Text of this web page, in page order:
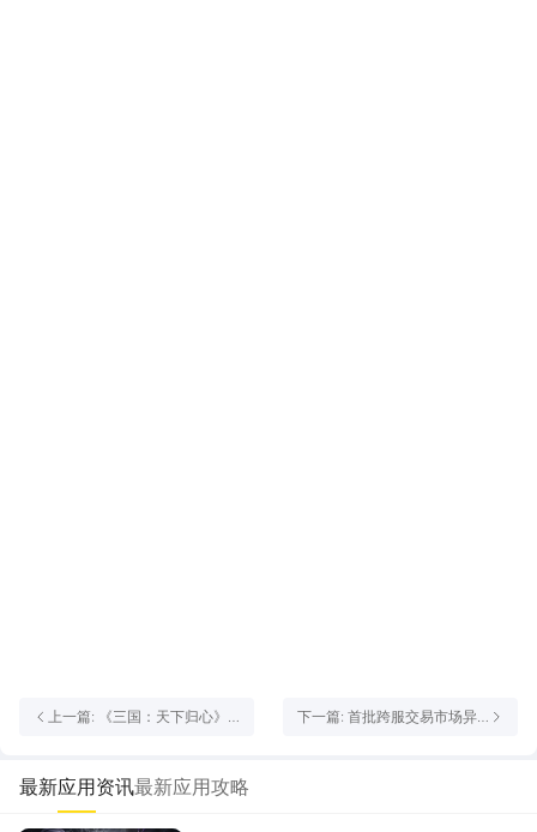
上一篇: 《三国：天下归心》
下一篇: 首批跨服交易市场异
最新应用资讯最新应用攻略